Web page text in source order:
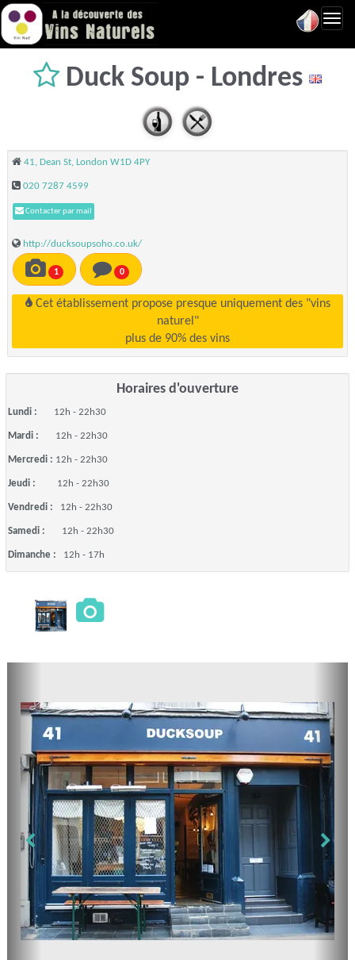
Duck Soup - Londres
41, Dean St, London W1D 4PY
020 7287 4599
Contacter par mail
http://ducksoupsoho.co.uk/
1 0
Cet établissement propose presque uniquement des "vins
naturel"
plus de 90% des vins
Horaires d'ouverture
Lundi : 12h - 22h30
Mardi : 12h - 22h30
Mercredi : 12h - 22h30
Jeudi : 12h - 22h30
Vendredi : 12h - 22h30
Samedi : 12h - 22h30
Dimanche : 12h - 17h